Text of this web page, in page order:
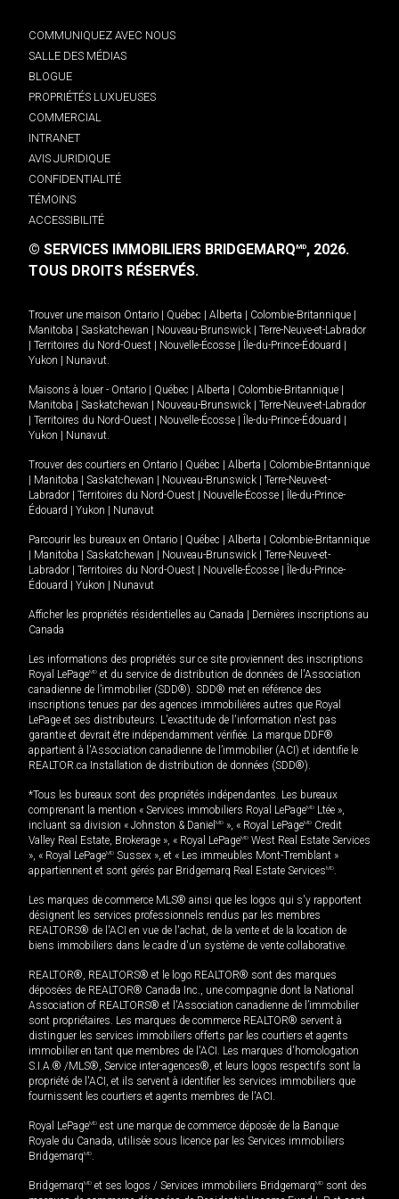
COMMUNIQUEZ AVEC NOUS
SALLE DES MÉDIAS
BLOGUE
PROPRIÉTÉS LUXUEUSES
COMMERCIAL
INTRANET
AVIS JURIDIQUE
CONFIDENTIALITÉ
TÉMOINS
ACCESSIBILITÉ
© SERVICES IMMOBILIERS BRIDGEMARQMD, 2026.
TOUS DROITS RÉSERVÉS.
Trouver une maison Ontario Québec Alberta Colombie-Britannique
Manitoba
Saskatchewan Nouveau-Brunswick
Terre-Neuve-et-Labrador
Territoires du Nord-Ouest Nouvelle-Écosse Île-du-Prince-Édouard
Yukon
Nunavut.
Maisons à louer - Ontario Québec Alberta Colombie-Britannique
Manitoba
Saskatchewan Nouveau-Brunswick
Terre-Neuve-et-Labrador
Territoires du Nord-Ouest Nouvelle-Écosse Île-du-Prince-Édouard
Yukon
Nunavut.
Trouver des courtiers en Ontario Québec Alberta
Colombie-Britannique
Manitoba Saskatchewan Nouveau-Brunswick
Terre-Neuve-et-
Labrador
Territoires du Nord-Ouest Nouvelle-Écosse
Île-du-Prince-
Édouard
Yukon Nunavut
Parcourir les bureaux en Ontario Québec Alberta
Colombie-Britannique
Manitoba Saskatchewan Nouveau-Brunswick
Terre-Neuve-et-
Labrador
Territoires du Nord-Ouest Nouvelle-Écosse
Île-du-Prince-
Édouard
Yukon Nunavut
Afficher les propriétés résidentielles au Canada
Dernières inscriptions au
Canada
Les informations des propriétés sur ce site proviennent des inscriptions
Royal LePageMD et du service de distribution de données de l'Association
canadienne de l’immobilier (SDD®). SDD® met en référence des
inscriptions tenues par des agences immobilières autres que Royal
LePage et ses distributeurs. L'exactitude de l'information n'est pas
garantie et devrait être indépendamment vérifiée. La marque DDF®
appartient à l'Association canadienne de l’immobilier (ACI) et identifie le
REALTOR.ca Installation de distribution de données (SDD®).
*Tous les bureaux sont des propriétés indépendantes. Les bureaux
comprenant la mention « Services immobiliers Royal LePageMD Ltée »,
incluant sa division « Johnston & Daniel MD », « Royal LePageMD Credit
Valley Real Estate, Brokerage », « Royal LePageMD West Real Estate Services
», « Royal LePageMD Sussex », et « Les immeubles Mont-Tremblant »
appartiennent et sont gérés par Bridgemarq Real Estate ServicesMD.
Les marques de commerce MLS® ainsi que les logos qui s'y rapportent
désignent les services professionnels rendus par les membres
REALTORS® de l'ACI en vue de l'achat, de la vente et de la location de
biens immobiliers dans le cadre d'un système de vente collaborative.
REALTOR®, REALTORS® et le logo REALTOR® sont des marques
déposées de REALTOR® Canada Inc., une compagnie dont la National
Association of REALTORS® et l'Association canadienne de l’immobilier
sont propriétaires. Les marques de commerce REALTOR® servent à
distinguer les services immobiliers offerts par les courtiers et agents
immobilier en tant que membres de l'ACI. Les marques d'homologation
S.I.A.® /MLS®, Service inter-agences®, et leurs logos respectifs sont la
propriété de l'ACI, et ils servent à identifier les services immobiliers que
fournissent les courtiers et agents membres de l'ACI.
Royal LePageMD est une marque de commerce déposée de la Banque
Royale du Canada, utilisée sous licence par les Services immobiliers
BridgemarqMD.
BridgemarqMD et ses logos / Services immobiliers BridgemarqMD sont des